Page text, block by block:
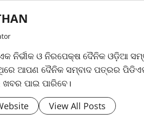
ନିର୍ଭୀକ ଓ ନିରପେକ୍ଷ ଦୈନିକ ଓଡ଼ିଆ
ଆପଣ ଦୈନିକ ସମ୍ବାଦ ପତ୍ରର
ପାଇ ପାରିବେ।
View All Posts